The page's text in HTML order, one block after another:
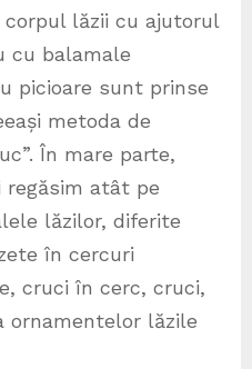
lăzii cu ajutorul
cu balamale
picioare sunt prinse
metoda de
În mare parte,
atât pe
lăzilor, diferite
în cercuri
cruci în cerc, cruci,
ornamentelor lăzile